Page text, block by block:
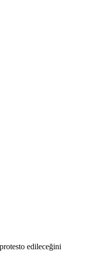
edileceğini